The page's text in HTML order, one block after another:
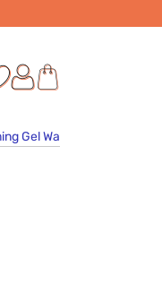
Gel Wash, 532 мл